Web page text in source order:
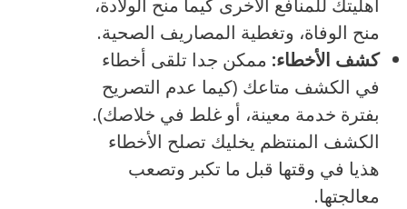
أهليتك للمنافع الأخرى كيما منح الولادة،
منح الوفاة، وتغطية المصاريف الصحية.
كشف الأخطاء: ممكن جدا تلقى أخطاء
في الكشف متاعك (كيما عدم التصريح
بفترة خدمة معينة، أو غلط في خلاصك).
الكشف المنتظم يخليك تصلح الأخطاء
هذيا في وقتها قبل ما تكبر وتصعب
معالجتها.